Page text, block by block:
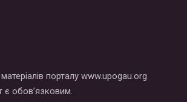
порталу www.upogau.org
є обов’язковим.